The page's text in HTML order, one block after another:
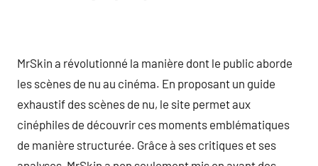
MrSkin a révolutionné la manière dont le public aborde
les scènes de nu au cinéma. En proposant un guide
exhaustif des scènes de nu, le site permet aux
cinéphiles de découvrir ces moments emblématiques
de manière structurée. Grâce à ses critiques et ses